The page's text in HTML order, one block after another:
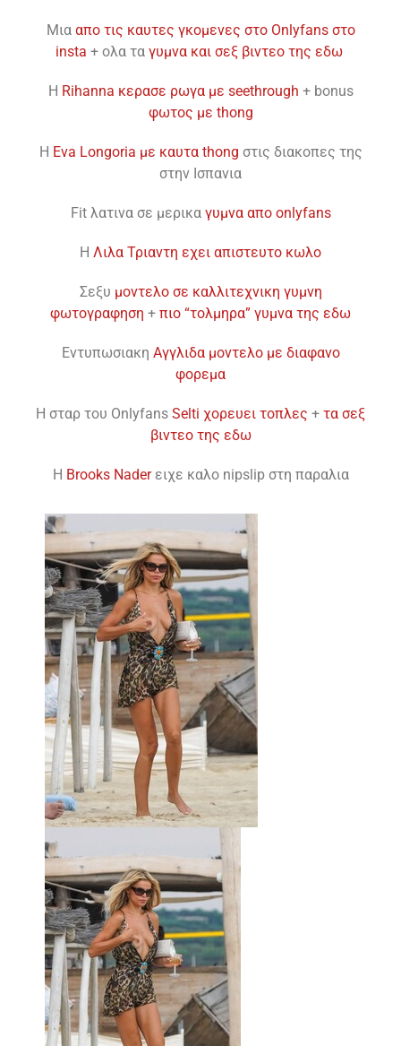
Mια απο τις καυτες γκομενες στο Onlyfans στο
insta + ολα τα γυμνα και σεξ βιντεο της εδω
H Rihanna κερασε ρωγα με seethrough + bonus
φωτος με thong
H Eva Longoria με καυτα thong στις διακοπες της
στην Ισπανια
Fit λατινα σε μερικα γυμνα απο onlyfans
H Λιλα Τριαντη εχει απιστευτο κωλο
Σεξυ μοντελο σε καλλιτεχνικη γυμνη
φωτογραφηση + πιο “τολμηρα” γυμνα της εδω
Εντυπωσιακη Αγγλιδα μοντελο με διαφανο
φορεμα
H σταρ του Onlyfans Selti χορευει τοπλες + τα σεξ
βιντεο της εδω
H Brooks Naderειχε καλο nipslip στη παραλια